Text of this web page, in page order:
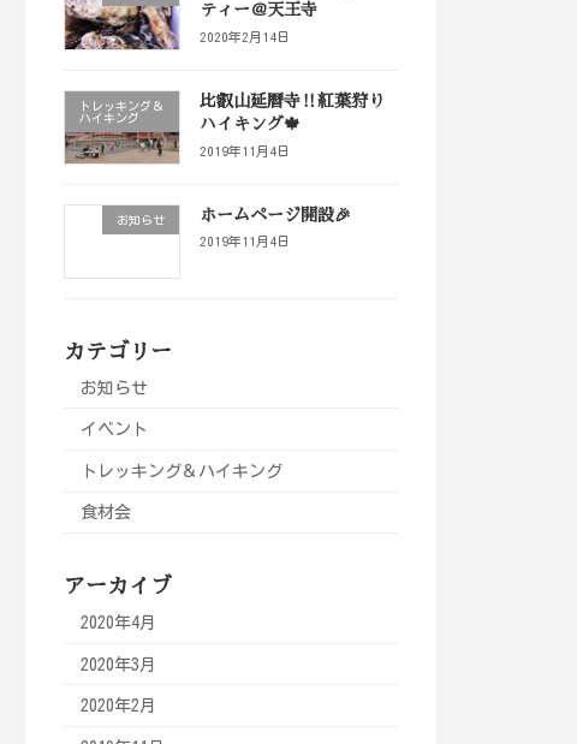
ティー＠天王寺
2020年2月14日
トレッキング＆
ハイキング
比叡山延暦寺‼️紅葉狩り
ハイキング🍁
2019年11月4日
お知らせ ホームページ開設🎉
2019年11月4日
カテゴリー
お知らせ
イベント
トレッキング＆ハイキング
食材会
アーカイブ
2020年4月
2020年3月
2020年2月